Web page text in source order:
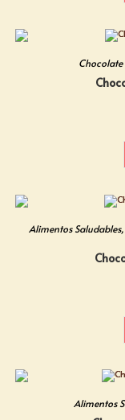
Chocolate
Alimentos Saludables,
Alimentos